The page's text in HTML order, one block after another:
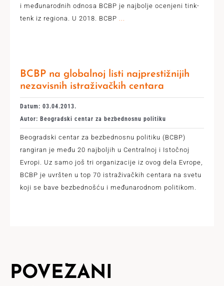
i međunarodnih odnosa BCBP je najbolje ocenjeni tink-
tenk iz regiona. U 2018. BCBP
BCBP na globalnoj listi najprestižnijih
nezavisnih istraživačkih centara
Datum: 03.04.2013.
Autor: Beogradski centar za bezbednosnu politiku
Beogradski centar za bezbednosnu politiku (BCBP)
rangiran je među 20 najboljih u Centralnoj i Istočnoj
Evropi. Uz samo još tri organizacije iz ovog dela Evrope,
BCBP je uvršten u top 70 istraživačkih centara na svetu
koji se bave bezbednošću i međunarodnom politikom.
POVEZANI